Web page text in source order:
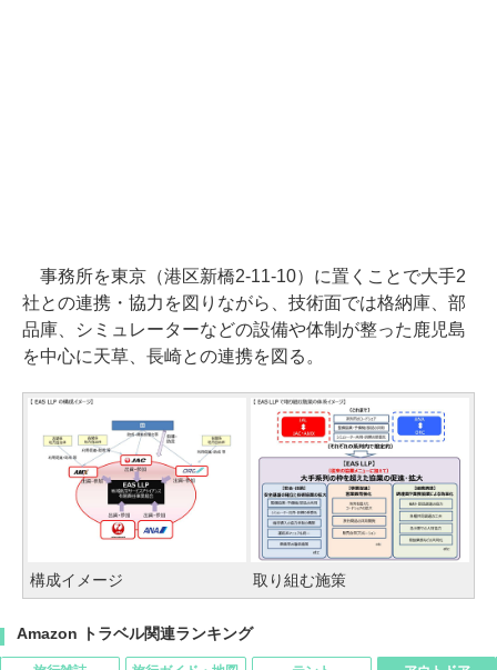
事務所を東京（港区新橋2-11-10）に置くことで大手2
社との連携・協力を図りながら、技術面では格納庫、部
品庫、シミュレーターなどの設備や体制が整った鹿児島
を中心に天草、長崎との連携を図る。
構成イメージ 取り組む施策
Amazon トラベル関連ランキング